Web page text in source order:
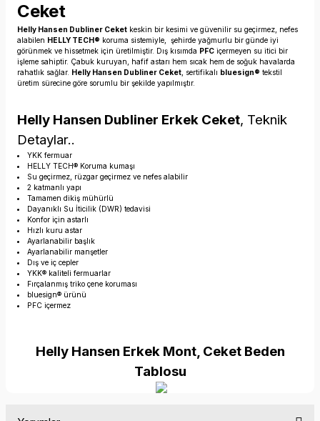
Ceket
Helly Hansen Dubliner Ceket keskin bir kesimi ve güvenilir su geçirmez, nefes
alabilen HELLY TECH® koruma sistemiyle, şehirde yağmurlu bir günde iyi
görünmek ve hissetmek için üretilmiştir. Dış kısımda PFC içermeyen su itici bir
işleme sahiptir. Çabuk kuruyan, hafif astarı hem sıcak hem de soğuk havalarda
rahatlık sağlar. Helly Hansen Dubliner Ceket , sertifikalı bluesign® tekstil
üretim sürecine göre sorumlu bir şekilde yapılmıştır.
Helly Hansen Dubliner Erkek Ceket, Teknik
Detaylar..
YKK fermuar
HELLY TECH® Koruma kumaşı
Su geçirmez, rüzgar geçirmez ve nefes alabilir
2 katmanlı yapı
Tamamen dikiş mühürlü
Dayanıklı Su İticilik (DWR) tedavisi
Konfor için astarlı
Hızlı kuru astar
Ayarlanabilir başlık
Ayarlanabilir manşetler
Dış ve iç cepler
YKK® kaliteli fermuarlar
Fırçalanmış triko çene koruması
bluesign® ürünü
PFC içermez
Helly Hansen Erkek Mont, Ceket Beden
Tablosu